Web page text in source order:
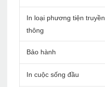
In loại phương tiện truyền
thông
Bảo hành
In cuộc sống đầu